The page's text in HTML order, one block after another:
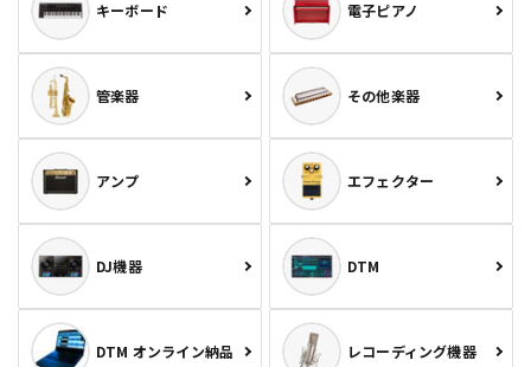
キーボード 電子ピアノ
管楽器 その他楽器
アンプ エフェクター
DJ機器 DTM
DTM オンライン納品 レコーディング機器